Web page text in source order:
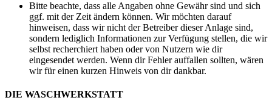
Bitte beachte, dass alle Angaben ohne Gewähr sind und sich
ggf. mit der Zeit ändern können. Wir möchten darauf
hinweisen, dass wir nicht der Betreiber dieser Anlage sind,
sondern lediglich Informationen zur Verfügung stellen, die wir
selbst recherchiert haben oder von Nutzern wie dir
eingesendet werden. Wenn dir Fehler auffallen sollten, wären
wir für einen kurzen Hinweis von dir dankbar.
DIE WASCHWERKSTATT